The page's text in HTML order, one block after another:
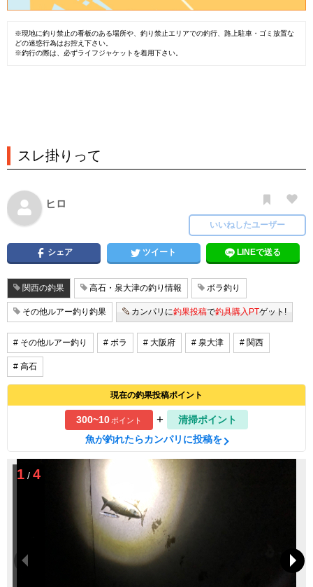
※現地に釣り禁止の看板のある場所や、釣り禁止エリアでの釣行、路上駐車・ゴミ放置な
どの迷惑行為はお控え下さい。
※釣行の際は、必ずライフジャケットを着用下さい。
スレ掛りって
ヒロ
いいねしたユーザー
シェア ツイート LINEで送る
関西の釣果 高石・泉大津の釣り情報 ボラ釣り
その他ルアー釣り釣果 カンパリに釣果投稿で釣具購入PTゲット!
# その他ルアー釣り # ボラ # 大阪府 # 泉大津 # 関西
# 高石
現在の釣果投稿ポイント
300~10ポイント +
清掃ポイント
魚が釣れたらカンパリに投稿を
1 / 4